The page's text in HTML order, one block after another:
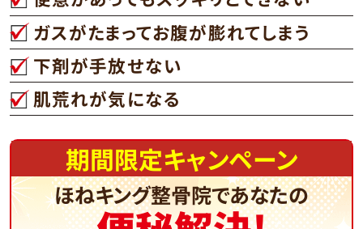
ガスがたまってお腹が膨れてしまう
下剤が手放せない
肌荒れが気になる
期間限定キャンペーン
ほねキング整骨院であなたの